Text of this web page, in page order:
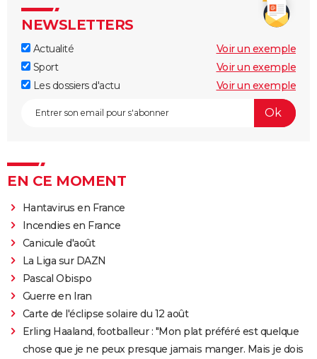
NEWSLETTERS
Actualité
Voir un exemple
Sport
Voir un exemple
Les dossiers d'actu
Voir un exemple
EN CE MOMENT
Hantavirus en France
Incendies en France
Canicule d'août
La Liga sur DAZN
Pascal Obispo
Guerre en Iran
Carte de l'éclipse solaire du 12 août
Erling Haaland, footballeur : "Mon plat préféré est quelque
chose que je ne peux presque jamais manger. Mais je dois